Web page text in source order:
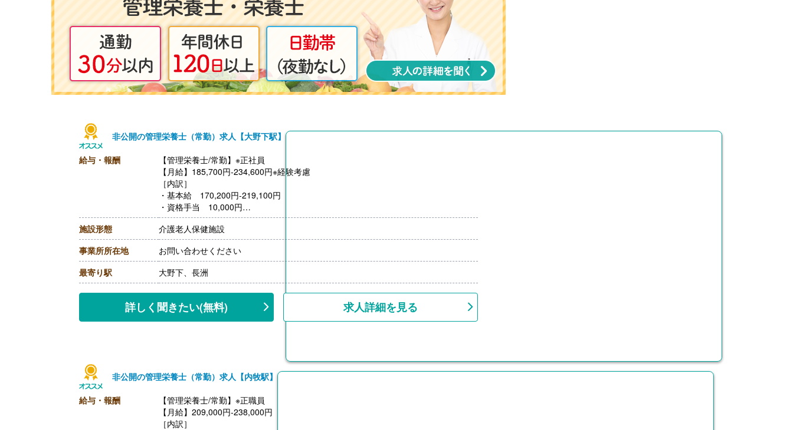
非公開の管理栄養士（常勤）求人【大野下駅】
給与・報酬
【管理栄養士/常勤】※正社員
【月給】185,700円-234,600円※経験考慮
［内訳］
・基本給 170,200円-219,100円
・資格手当 10,000円
・支援手当 3,000円
・支援補助金手当 2,500円
［その他手当］
・扶養手当
・住宅手当
【賞与】年3回（計4.20ヶ月分）※前年度実績
【昇給】あり（1月あたり1,600円-7,500円）※前年度実績
【退職金】あり※勤続1年以上、共済加入
施設形態
介護老人保健施設
事業所所在地
お問い合わせください
最寄り駅
大野下、長洲
詳しく聞きたい(無料) 求人詳細を見る
非公開の管理栄養士（常勤）求人【内牧駅】
給与・報酬
【管理栄養士/常勤】※正職員
【月給】209,000円-238,000円
［内訳］